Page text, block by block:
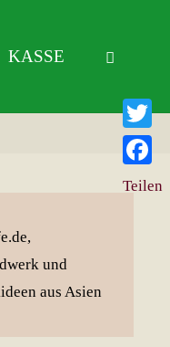
KASSE
Twitter
Teilen